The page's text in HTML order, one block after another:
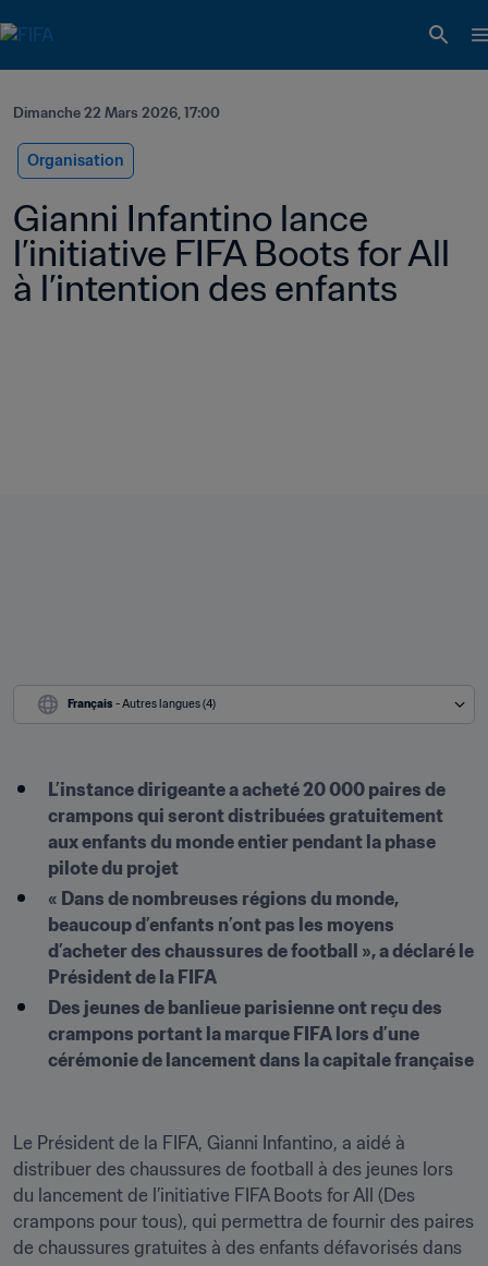
Dimanche 22 Mars 2026, 17:00
Organisation
Gianni Infantino lance
l’initiative FIFA Boots for All
à l’intention des enfants
Français - Autres langues (4)
L’instance dirigeante a acheté 20 000 paires de
crampons qui seront distribuées gratuitement
aux enfants du monde entier pendant la phase
pilote du projet
« Dans de nombreuses régions du monde,
beaucoup d’enfants n’ont pas les moyens
d’acheter des chaussures de football », a déclaré le
Président de la FIFA
Des jeunes de banlieue parisienne ont reçu des
crampons portant la marque FIFA lors d’une
cérémonie de lancement dans la capitale française
Le Président de la FIFA, Gianni Infantino, a aidé à
distribuer des chaussures de football à des jeunes lors
du lancement de l’initiative FIFA Boots for All (Des
crampons pour tous), qui permettra de fournir des paires
de chaussures gratuites à des enfants défavorisés dans